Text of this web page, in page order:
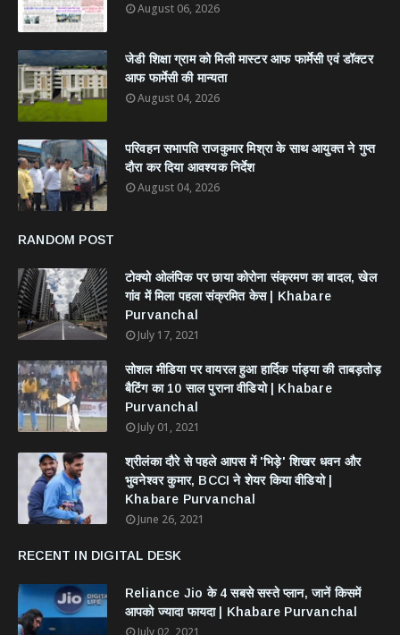
August 06, 2026
जेडी शिक्षा ग्राम को मिली मास्टर आफ फार्मेसी एवं डॉक्टर
आफ फार्मेसी की मान्यता
August 04, 2026
परिवहन सभापति राजकुमार मिश्रा के साथ आयुक्त ने गुप्त
दौरा कर दिया आवश्यक निर्देश
August 04, 2026
RANDOM POST
टोक्यो ओलंपिक पर छाया कोरोना संक्रमण का बादल, खेल
गांव में मिला पहला संक्रमित केस | Khabare
Purvanchal
July 17, 2021
सोशल मीडिया पर वायरल हुआ हार्दिक पांड्या की ताबड़तोड़
बैटिंग का 10 साल पुराना वीडियो | Khabare
Purvanchal
July 01, 2021
श्रीलंका दौरे से पहले आपस में 'भिड़े' शिखर धवन और
भुवनेश्वर कुमार, BCCI ने शेयर किया वीडियो |
Khabare Purvanchal
June 26, 2021
RECENT IN DIGITAL DESK
Reliance Jio के 4 सबसे सस्ते प्लान, जानें किसमें
आपको ज्यादा फायदा | Khabare Purvanchal